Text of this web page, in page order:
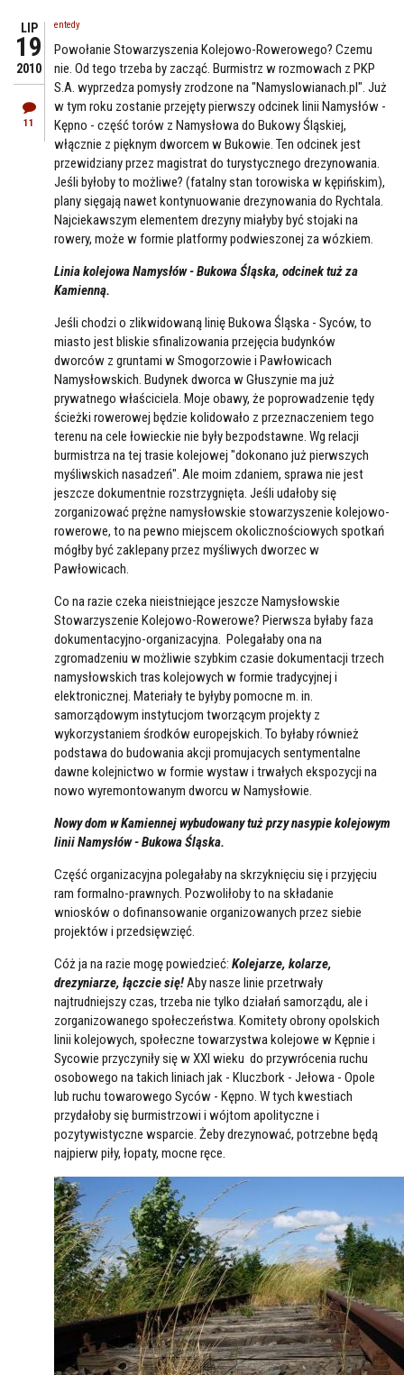
LIP
19
2010
11
entedy
Powołanie Stowarzyszenia Kolejowo-Rowerowego? Czemu
nie. Od tego trzeba by zacząć. Burmistrz w rozmowach z PKP
S.A. wyprzedza pomysły zrodzone na "Namyslowianach.pl". Już
w tym roku zostanie przejęty pierwszy odcinek linii Namysłów -
Kępno - część torów z Namysłowa do Bukowy Śląskiej,
włącznie z pięknym dworcem w Bukowie. Ten odcinek jest
przewidziany przez magistrat do turystycznego drezynowania.
Jeśli byłoby to możliwe? (fatalny stan torowiska w kępińskim),
plany sięgają nawet kontynuowanie drezynowania do Rychtala.
Najciekawszym elementem drezyny miałyby być stojaki na
rowery, może w formie platformy podwieszonej za wózkiem.
Linia kolejowa Namysłów - Bukowa Śląska, odcinek tuż za
Kamienną.
Jeśli chodzi o zlikwidowaną linię Bukowa Śląska - Syców, to
miasto jest bliskie sfinalizowania przejęcia budynków
dworców z gruntami w Smogorzowie i Pawłowicach
Namysłowskich. Budynek dworca w Głuszynie ma już
prywatnego właściciela. Moje obawy, że poprowadzenie tędy
ścieżki rowerowej będzie kolidowało z przeznaczeniem tego
terenu na cele łowieckie nie były bezpodstawne. Wg relacji
burmistrza na tej trasie kolejowej "dokonano już pierwszych
myśliwskich nasadzeń". Ale moim zdaniem, sprawa nie jest
jeszcze dokumentnie rozstrzygnięta. Jeśli udałoby się
zorganizować prężne namysłowskie stowarzyszenie kolejowo-
rowerowe, to na pewno miejscem okolicznościowych spotkań
mógłby być zaklepany przez myśliwych dworzec w
Pawłowicach.
Co na razie czeka nieistniejące jeszcze Namysłowskie
Stowarzyszenie Kolejowo-Rowerowe? Pierwsza byłaby faza
dokumentacyjno-organizacyjna. Polegałaby ona na
zgromadzeniu w możliwie szybkim czasie dokumentacji trzech
namysłowskich tras kolejowych w formie tradycyjnej i
elektronicznej. Materiały te byłyby pomocne m. in.
samorządowym instytucjom tworzącym projekty z
wykorzystaniem środków europejskich. To byłaby również
podstawa do budowania akcji promujacych sentymentalne
dawne kolejnictwo w formie wystaw i trwałych ekspozycji na
nowo wyremontowanym dworcu w Namysłowie.
Nowy dom w Kamiennej wybudowany tuż przy nasypie kolejowym
linii Namysłów - Bukowa Śląska.
Część organizacyjna polegałaby na skrzyknięciu się i przyjęciu
ram formalno-prawnych. Pozwoliłoby to na składanie
wniosków o dofinansowanie organizowanych przez siebie
projektów i przedsięwzięć.
Cóż ja na razie mogę powiedzieć: Kolejarze, kolarze,
drezyniarze, łączcie się!Aby nasze linie przetrwały
najtrudniejszy czas, trzeba nie tylko działań samorządu, ale i
zorganizowanego społeczeństwa. Komitety obrony opolskich
linii kolejowych, społeczne towarzystwa kolejowe w Kępnie i
Sycowie przyczyniły się w XXI wieku do przywrócenia ruchu
osobowego na takich liniach jak - Kluczbork - Jełowa - Opole
lub ruchu towarowego Syców - Kępno. W tych kwestiach
przydałoby się burmistrzowi i wójtom apolityczne i
pozytywistyczne wsparcie. Żeby drezynować, potrzebne będą
najpierw piły, łopaty, mocne ręce.